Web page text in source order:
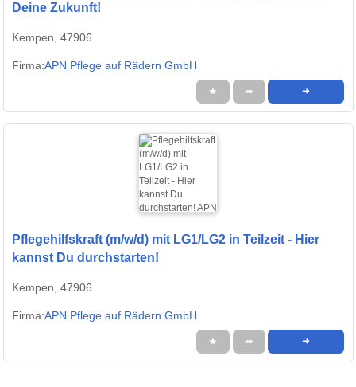
Deine Zukunft!
Kempen, 47906
Firma:APN Pflege auf Rädern GmbH
★ ➦ ➜
Pflegehilfskraft (m/w/d) mit LG1/LG2 in Teilzeit - Hier
kannst Du durchstarten!
Kempen, 47906
Firma:APN Pflege auf Rädern GmbH
★ ➦ ➜